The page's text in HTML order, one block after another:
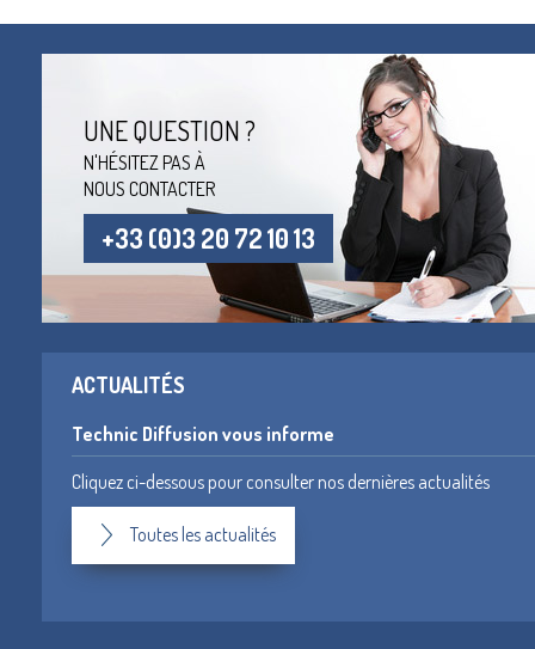
UNE QUESTION ?
N'HÉSITEZ PAS À
NOUS CONTACTER
+33 (0)3 20 72 10 13
ACTUALITÉS
Technic Diffusion vous informe
Cliquez ci-dessous pour consulter nos dernières actualités
Toutes les actualités